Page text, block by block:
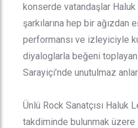
konserde vatandaşlar
şarkılarına hep bir ağızdan
performansı ve izleyiciyle
diyaloglarla beğeni
Sarayiçi’nde unutulmaz
Ünlü Rock Sanatçısı Haluk
takdiminde bulunmak üzere